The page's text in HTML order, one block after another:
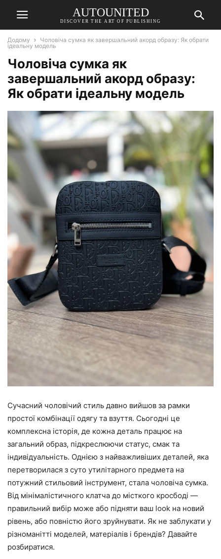
AUTOUNITED
DISCOVER THE ART OF PUBLISHING
Додому
Чоловіча сумка як завершальний акорд образу: Як обрати
ідеальну модель
Чоловіча сумка як
завершальний акорд образу:
Як обрати ідеальну модель
Сучасний чоловічий стиль давно вийшов за рамки
простої комбінації одягу та взуття. Сьогодні це
комплексна історія, де кожна деталь працює на
загальний образ, підкреслюючи статус, смак та
індивідуальність. Однією з найважливіших деталей, яка
перетворилася з суто утилітарного предмета на
потужний стильовий інструмент, стала чоловіча сумка.
Від мінімалістичного клатча до місткого кросбоді —
правильний вибір може або підняти ваш look на новий
рівень, або повністю його зруйнувати. Як не заблукати у
різноманітті моделей, матеріалів і брендів? Давайте
розбиратися.